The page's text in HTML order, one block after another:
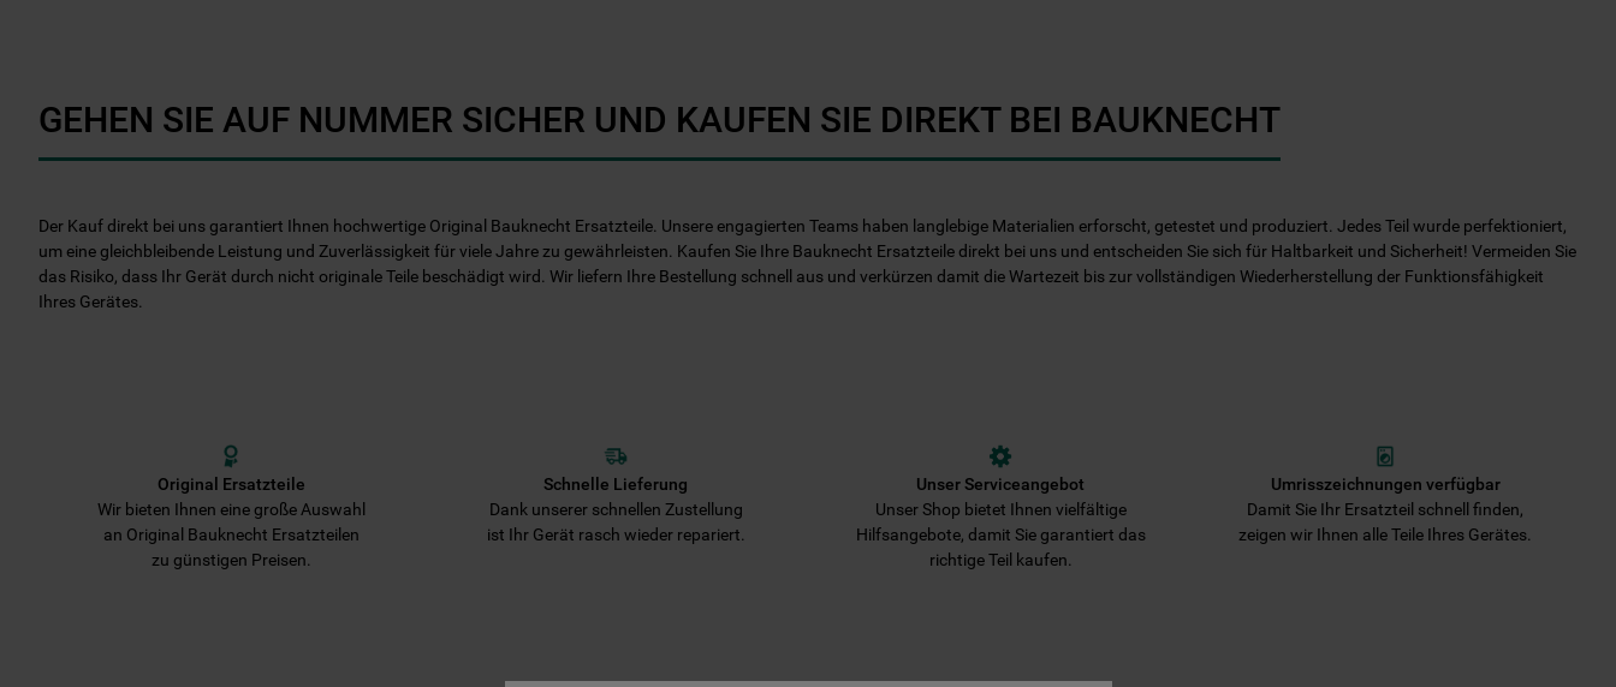
GEHEN SIE AUF NUMMER SICHER UND KAUFEN SIE DIREKT BEI BAUKNECHT
Der Kauf direkt bei uns garantiert Ihnen hochwertige Original Bauknecht Ersatzteile. Unsere engagierten Teams haben langlebige Materialien erforscht, getestet und produziert. Jedes Teil wurde perfektioniert,
um eine gleichbleibende Leistung und Zuverlässigkeit für viele Jahre zu gewährleisten. Kaufen Sie Ihre Bauknecht Ersatzteile direkt bei uns und entscheiden Sie sich für Haltbarkeit und Sicherheit! Vermeiden Sie
das Risiko, dass Ihr Gerät durch nicht originale Teile beschädigt wird. Wir liefern Ihre Bestellung schnell aus und verkürzen damit die Wartezeit bis zur vollständigen Wiederherstellung der Funktionsfähigkeit
Ihres Gerätes.
Original Ersatzteile
Wir bieten Ihnen eine große Auswahl
an Original Bauknecht Ersatzteilen
zu günstigen Preisen.
Schnelle Lieferung
Dank unserer schnellen Zustellung
ist Ihr Gerät rasch wieder repariert.
Unser Serviceangebot
Unser Shop bietet Ihnen vielfältige
Hilfsangebote, damit Sie garantiert das
richtige Teil kaufen.
Umrisszeichnungen verfügbar
Damit Sie Ihr Ersatzteil schnell finden,
zeigen wir Ihnen alle Teile Ihres Gerätes.
gesetzt. Mehr Informationen
https://www.bauknecht.de/seiten/nutzung-
von-cookies